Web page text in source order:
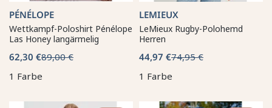
PÉNÉLOPE
Wettkampf-Poloshirt Pénélope
Las Honey langärmelig
62,30 €89,00 €
1 Farbe
LEMIEUX
LeMieux Rugby-Polohemd
Herren
44,97 €74,95 €
1 Farbe